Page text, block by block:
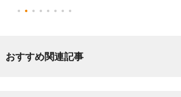
おすすめ関連記事